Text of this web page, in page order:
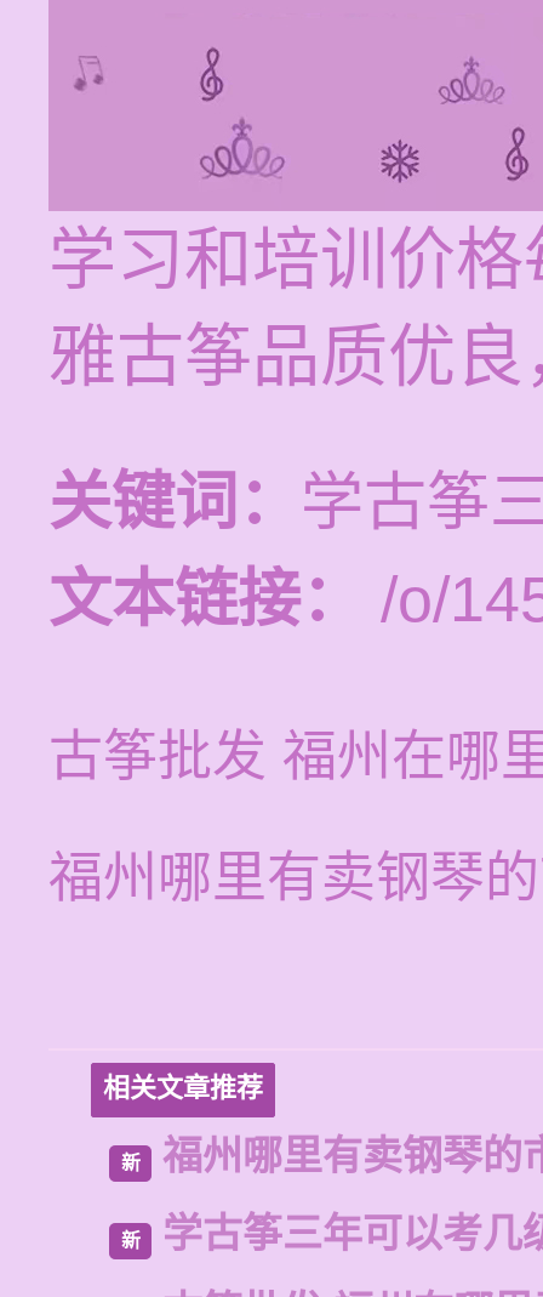
学习和培训价
雅古筝品质优
关键词： 学古筝
文本链接：
/o/
古筝批发 福州在哪
福州哪里有卖钢琴
相关文章推荐
新 福州哪里有卖钢琴的
新
学古筝三年可以考几